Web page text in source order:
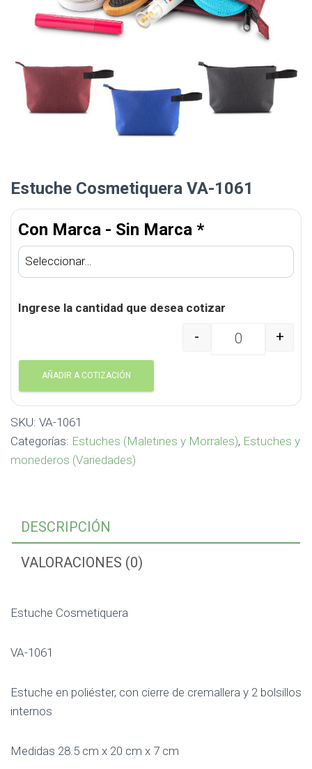
Estuche Cosmetiquera VA-1061
Con Marca - Sin Marca *
Ingrese la cantidad que desea cotizar
Estuche
- +
AÑADIR A COTIZACIÓN
SKU: VA-1061
Categorías: Estuches (Maletines y Morrales), Estuches y
monederos (Variedades)
DESCRIPCIÓN
VALORACIONES (0)
Estuche Cosmetiquera
VA-1061
Estuche en poliéster, con cierre de cremallera y 2 bolsillos
internos
Medidas 28.5 cm x 20 cm x 7 cm